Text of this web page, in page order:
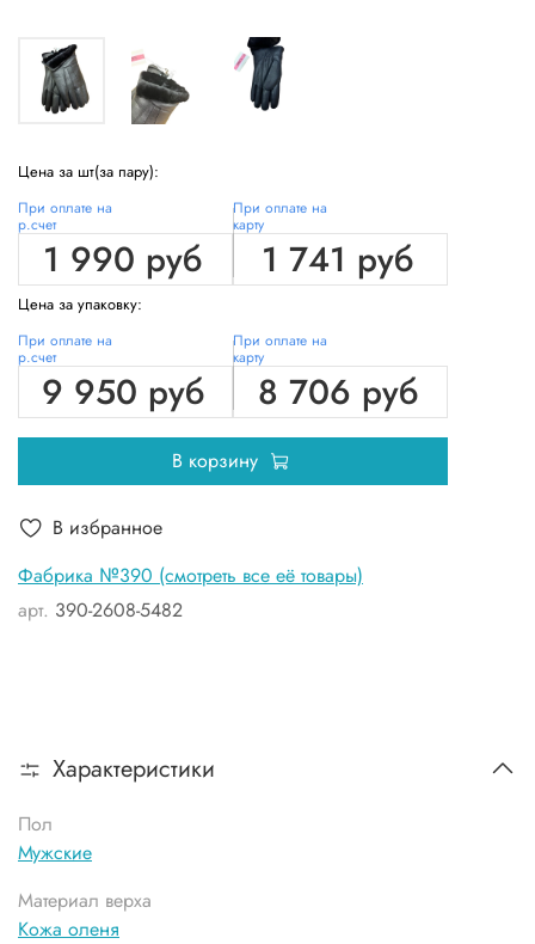
Фабрика №390 (смотреть все её товары)
арт. 390-2608-5482
Цена за шт(за пару):
При оплате на
р.счет
1 990 руб
При оплате на
карту
1 741 руб
Цена за упаковку:
При оплате на
р.счет
9 950 руб
При оплате на
карту
8 706 руб
В корзину
В избранное
Характеристики
Пол
Мужские
Материал верха
Кожа оленя